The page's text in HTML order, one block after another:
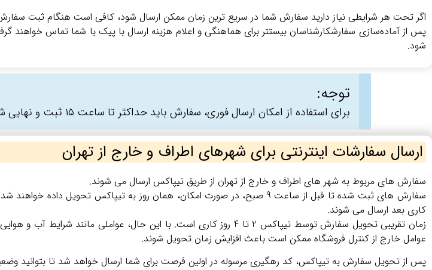
اگر تحت هر شرایطی نیاز دارید سفارش شما در سریع‌ ترین زمان ممکن ارسال شود، کافی است هنگام ثبت
پس از آماده‌سازی سفارشکارشناسان بیستتر برای هماهنگی و اعلام هزینه ارسال با پیک با شما تماس
شود.
توجه:
برای استفاده از امکان ارسال فوری، سفارش باید حداکثر تا ساعت ۱۵ ثبت و نهایی شده باشد.
ارسال سفارشات اینترنتی برای شهرهای اطراف و خارج از تهران
سفارش‌ های مربوط به شهر های اطراف و خارج از تهران از طریق تیپاکس ارسال می ‌شوند.
کاری بعد ارسال می‌ شوند.
زمان تقریبی تحویل سفارش توسط تیپاکس 2 تا 4 روز کاری است. با این حال،
عوامل خارج از کنترل فروشگاه ممکن است باعث افزایش زمان تحویل شوند.
پس از تحویل سفارش به تیپاکس، کد رهگیری مرسوله در اولین فرصت برای شما ارسال خواهد شد تا بتوانید